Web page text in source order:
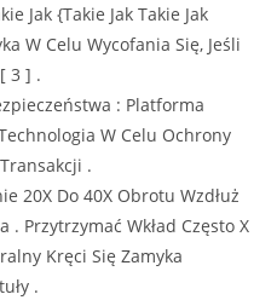
Jak {Takie Jak Takie Jak
W Celu Wycofania Się, Jeśli
3 ] .
: Platforma
W Celu Ochrony
.
20X Do 40X Obrotu Wzdłuż
Przytrzymać Wkład Często X
Kręci Się Zamyka
.